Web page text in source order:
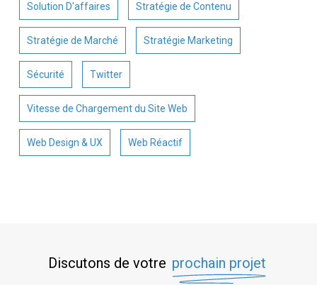
Solution D'affaires Stratégie de Contenu
Stratégie de Marché Stratégie Marketing
Sécurité Twitter
Vitesse de Chargement du Site Web
Web Design & UX Web Réactif
Discutons de votre prochain projet